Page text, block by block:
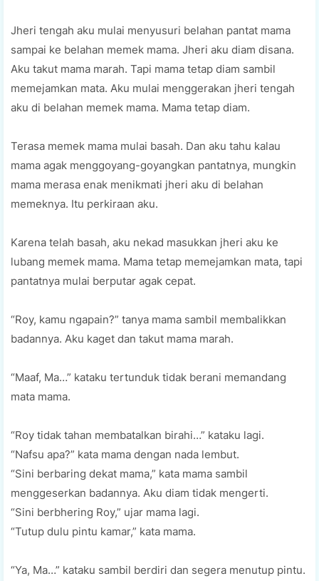
Jheri tengah aku mulai menyusuri belahan pantat mama
sampai ke belahan memek mama. Jheri aku diam disana.
Aku takut mama marah. Tapi mama tetap diam sambil
memejamkan mata. Aku mulai menggerakan jheri tengah
aku di belahan memek mama. Mama tetap diam.
Terasa memek mama mulai basah. Dan aku tahu kalau
mama agak menggoyang-goyangkan pantatnya, mungkin
mama merasa enak menikmati jheri aku di belahan
memeknya. Itu perkiraan aku.
Karena telah basah, aku nekad masukkan jheri aku ke
lubang memek mama. Mama tetap memejamkan mata, tapi
pantatnya mulai berputar agak cepat.
“Roy, kamu ngapain?” tanya mama sambil membalikkan
badannya. Aku kaget dan takut mama marah.
“Maaf, Ma…” kataku tertunduk tidak berani memandang
mata mama.
“Roy tidak tahan membatalkan birahi…” kataku lagi.
“Nafsu apa?” kata mama dengan nada lembut.
“Sini berbaring dekat mama,” kata mama sambil
menggeserkan badannya. Aku diam tidak mengerti.
“Sini berbhering Roy,” ujar mama lagi.
“Tutup dulu pintu kamar,” kata mama.
“Ya, Ma…” kataku sambil berdiri dan segera menutup pintu.